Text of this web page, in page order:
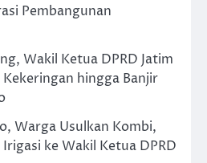
Pembangunan
Wakil Ketua DPRD Jatim
hingga Banjir
Warga Usulkan Kombi,
Irigasi ke Wakil Ketua DPRD